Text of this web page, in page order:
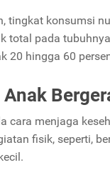
tingkat konsumsi
total pada
20 hingga 60
cara menjaga
fisik, seperti,